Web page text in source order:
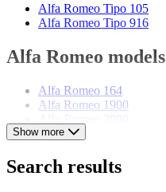
Alfa Romeo Tipo 105
Alfa Romeo Tipo 916
Alfa Romeo models
Alfa Romeo 164
Alfa Romeo 1900
Alfa Romeo 2600
Alfa Romeo 75
Alfa Romeo Alfetta
Show more
Search results